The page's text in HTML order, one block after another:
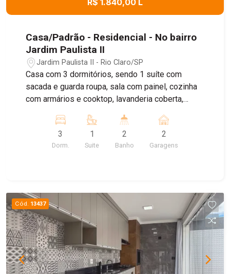
R$ 1.840,00 L
Casa/Padrão - Residencial - No bairro
Jardim Paulista II
Jardim Paulista II - Rio Claro/SP
Casa com 3 dormitórios, sendo 1 suíte com
sacada e guarda roupa, sala com painel, cozinha
com armários e cooktop, lavanderia coberta,
3
Dorm.
1
Suite
2
Banho
2
Garagens
Cód. 13437